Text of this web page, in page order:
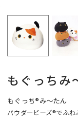
もぐっちみ
もぐっち®み～たん
パウダービーズ®でふ